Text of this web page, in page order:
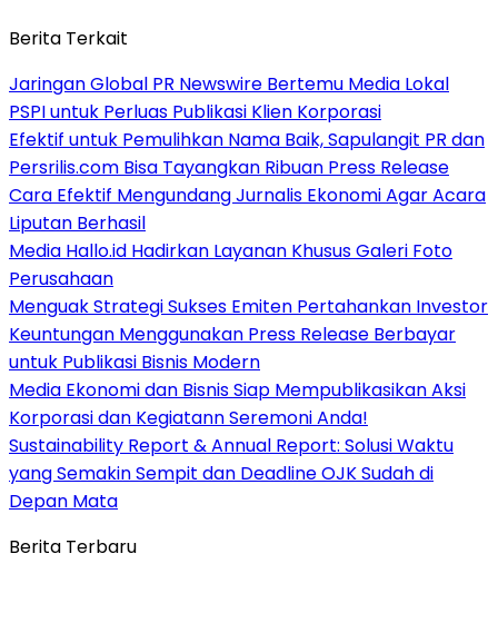
Berita Terkait
Jaringan Global PR Newswire Bertemu Media Lokal
PSPI untuk Perluas Publikasi Klien Korporasi
Efektif untuk Pemulihkan Nama Baik, Sapulangit PR dan
Persrilis.com Bisa Tayangkan Ribuan Press Release
Cara Efektif Mengundang Jurnalis Ekonomi Agar Acara
Liputan Berhasil
Media Hallo.id Hadirkan Layanan Khusus Galeri Foto
Perusahaan
Menguak Strategi Sukses Emiten Pertahankan Investor
Keuntungan Menggunakan Press Release Berbayar
untuk Publikasi Bisnis Modern
Media Ekonomi dan Bisnis Siap Mempublikasikan Aksi
Korporasi dan Kegiatann Seremoni Anda!
Sustainability Report & Annual Report: Solusi Waktu
yang Semakin Sempit dan Deadline OJK Sudah di
Depan Mata
Berita Terbaru